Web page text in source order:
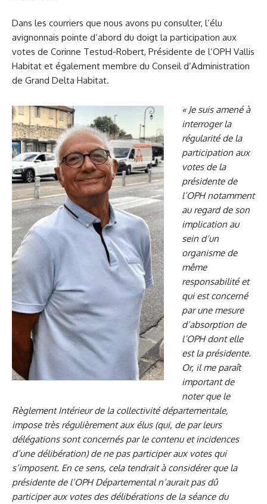
Dans les courriers que nous avons pu consulter, l’élu
avignonnais pointe d’abord du doigt la participation aux
votes de Corinne Testud-Robert, Présidente de l’OPH Vallis
Habitat et également membre du Conseil d’Administration
de Grand Delta Habitat.
« Je suis amené à
interroger la
régularité de la
participation aux
votes de la
présidente de
l’OPH notamment
au regard de son
implication au
sein d’un
organisme de
même
responsabilité et
qui est concerné
par une mesure
d’absorption de
l’OPH dont elle
est la présidente.
Or, il me paraît
important de
noter que le
Règlement Intérieur de la collectivité départementale,
impose très régulièrement aux élus (qui, de par leurs
délégations sont concernés par le contenu et incidences
d’une délibération) de ne pas participer aux votes qui
s’imposent. En ce sens, cela tendrait à considérer que la
présidente de l’OPH Départemental n’aurait pas dû
participer aux votes des délibérations de la séance du